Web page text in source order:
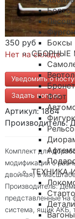
Боксы
СБОРНЫЕ
Флот
ТЕХНИКА
Вагоны
350 руб
Нет на складе
Уведомить о
Задать вопрос
Артикул: 1864
Производитель:
Комплект для
модификаций с
двойная) в
Производитель:
представленные на
система, ящик АКБ,